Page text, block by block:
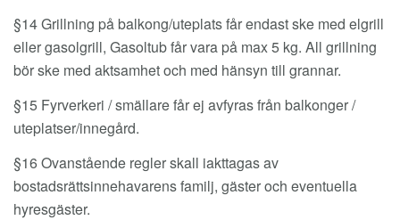
§14 Grillning på balkong/uteplats får endast ske med elgrill
eller gasolgrill, Gasoltub får vara på max 5 kg. All grillning
bör ske med aktsamhet och med hänsyn till grannar.
§15 Fyrverkeri / smällare får ej avfyras från balkonger /
uteplatser/innegård.
§16 Ovanstående regler skall iakttagas av
bostadsrättsinnehavarens familj, gäster och eventuella
hyresgäster.